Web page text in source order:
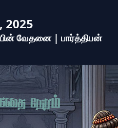
2025
வேதனை | பார்த்திபன்